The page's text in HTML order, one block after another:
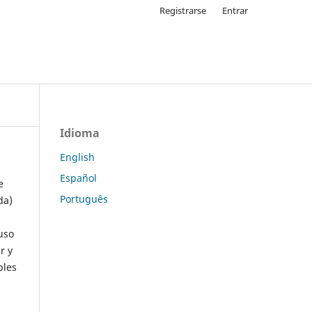
Registrarse Entrar
y
Idioma
English
Español
Português